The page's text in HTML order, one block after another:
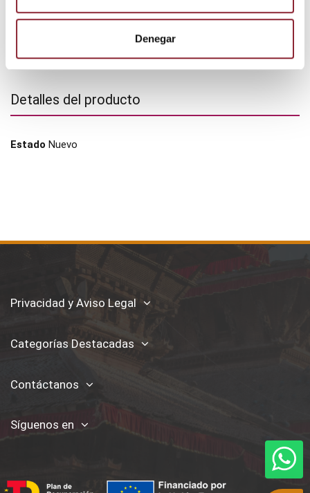
Denegar
Detalles del producto
Estado Nuevo
Privacidad y Aviso Legal
Categorías Destacadas
Contáctanos
Síguenos en